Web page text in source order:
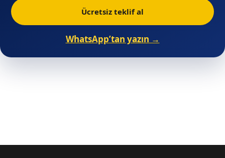
Ücretsiz teklif al
WhatsApp’tan yazın →